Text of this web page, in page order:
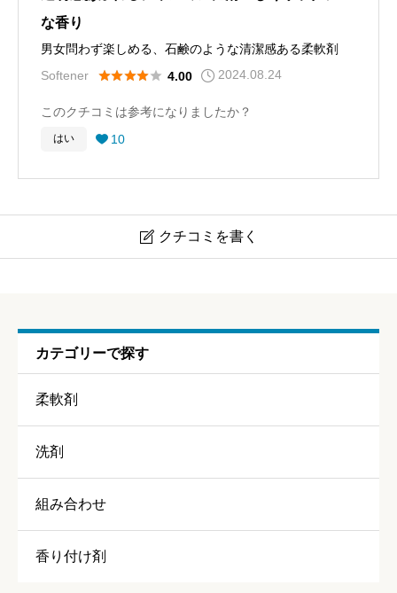
な香り
男女問わず楽しめる、石鹸のような清潔感ある柔軟剤
Softener
 4.00 2024.08.24
このクチコミは参考になりましたか？
はい  10
 クチコミを書く
香り
星の数をお選びください
カテゴリーで探す
柔軟剤
洗剤
組み合わせ
香り付け剤